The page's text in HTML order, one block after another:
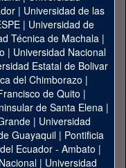
| Universidad de las
| Universidad de
Técnica de Machala|
| Universidad Nacional
Estatal de Bolivar
del Chimborazo |
de Quito |
de Santa Elena|
| Universidad
Guayaquil| Pontificia
Ecuador - Ambato |
| Universidad